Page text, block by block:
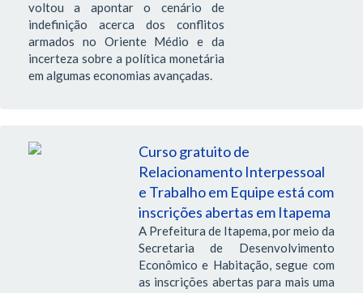
voltou a apontar o cenário de
indefinição acerca dos conflitos
armados no Oriente Médio e da
incerteza sobre a política monetária
em algumas economias avançadas.
Curso gratuito de
Relacionamento Interpessoal
e Trabalho em Equipe está com
inscrições abertas em Itapema
A Prefeitura de Itapema, por meio da
Secretaria de Desenvolvimento
Econômico e Habitação, segue com
as inscrições abertas para mais uma